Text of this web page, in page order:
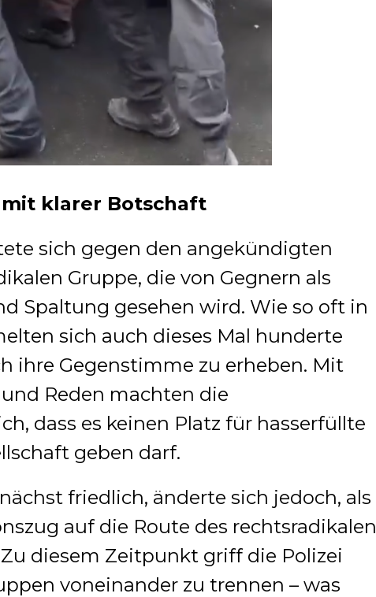
klarer Botschaft
sich gegen den angekündigten
Gruppe, die von Gegnern als
Spaltung gesehen wird. Wie so oft in
sich auch dieses Mal hunderte
ihre Gegenstimme zu erheben. Mit
Reden machten die
dass es keinen Platz für hasserfüllte
geben darf.
friedlich, änderte sich jedoch, als
auf die Route des rechtsradikalen
diesem Zeitpunkt griff die Polizei
voneinander zu trennen – was